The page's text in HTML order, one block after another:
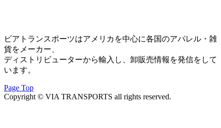
ビアトランスポーツはアメリカを中心に各国のアパレル・雑
貨をメーカー、
ディストリビューターから輸入し、卸販売情報を発信をして
います。
Page Top
Copyright © VIA TRANSPORTS all rights reserved.